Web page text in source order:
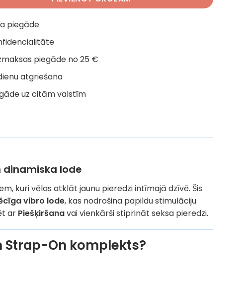
piegāde
piegāde no 25 €
atgriešana
uz citām valstīm
dinamiska lode
kuri vēlas atklāt jaunu pieredzi intīmajā dzīvē. Šis
vibro lode, kas nodrošina papildu stimulāciju
ar Piešķiršanavai vienkārši stiprināt seksa pieredzi.
Strap-On komplekts?